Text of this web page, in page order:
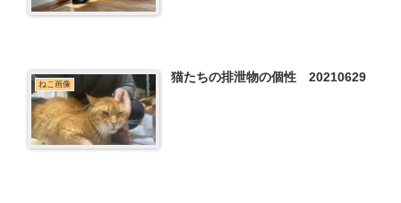
ねこ画像 猫たちの排泄物の個性 20210629